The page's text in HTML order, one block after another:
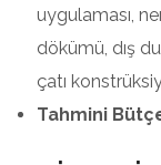
uygulaması,
dökümü, dış
çatı
Tahmini